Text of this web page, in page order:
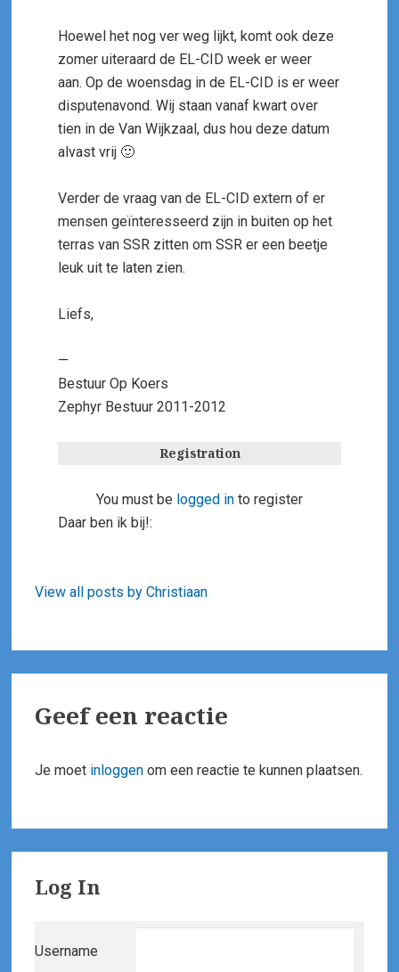
Hoewel het nog ver weg lijkt, komt ook deze
zomer uiteraard de EL-CID week er weer
aan. Op de woensdag in de EL-CID is er weer
disputenavond. Wij staan vanaf kwart over
tien in de Van Wijkzaal, dus hou deze datum
alvast vrij 🙂
Verder de vraag van de EL-CID extern of er
mensen geïnteresseerd zijn in buiten op het
terras van SSR zitten om SSR er een beetje
leuk uit te laten zien.
Liefs,
—
Bestuur Op Koers
Zephyr Bestuur 2011-2012
Registration
You must be logged in to register
Daar ben ik bij!:
View all posts by Christiaan
Geef een reactie
Je moet inloggen om een reactie te kunnen plaatsen.
Sidebar
Log In
Username